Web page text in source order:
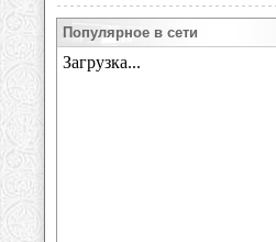
Популярное в сети